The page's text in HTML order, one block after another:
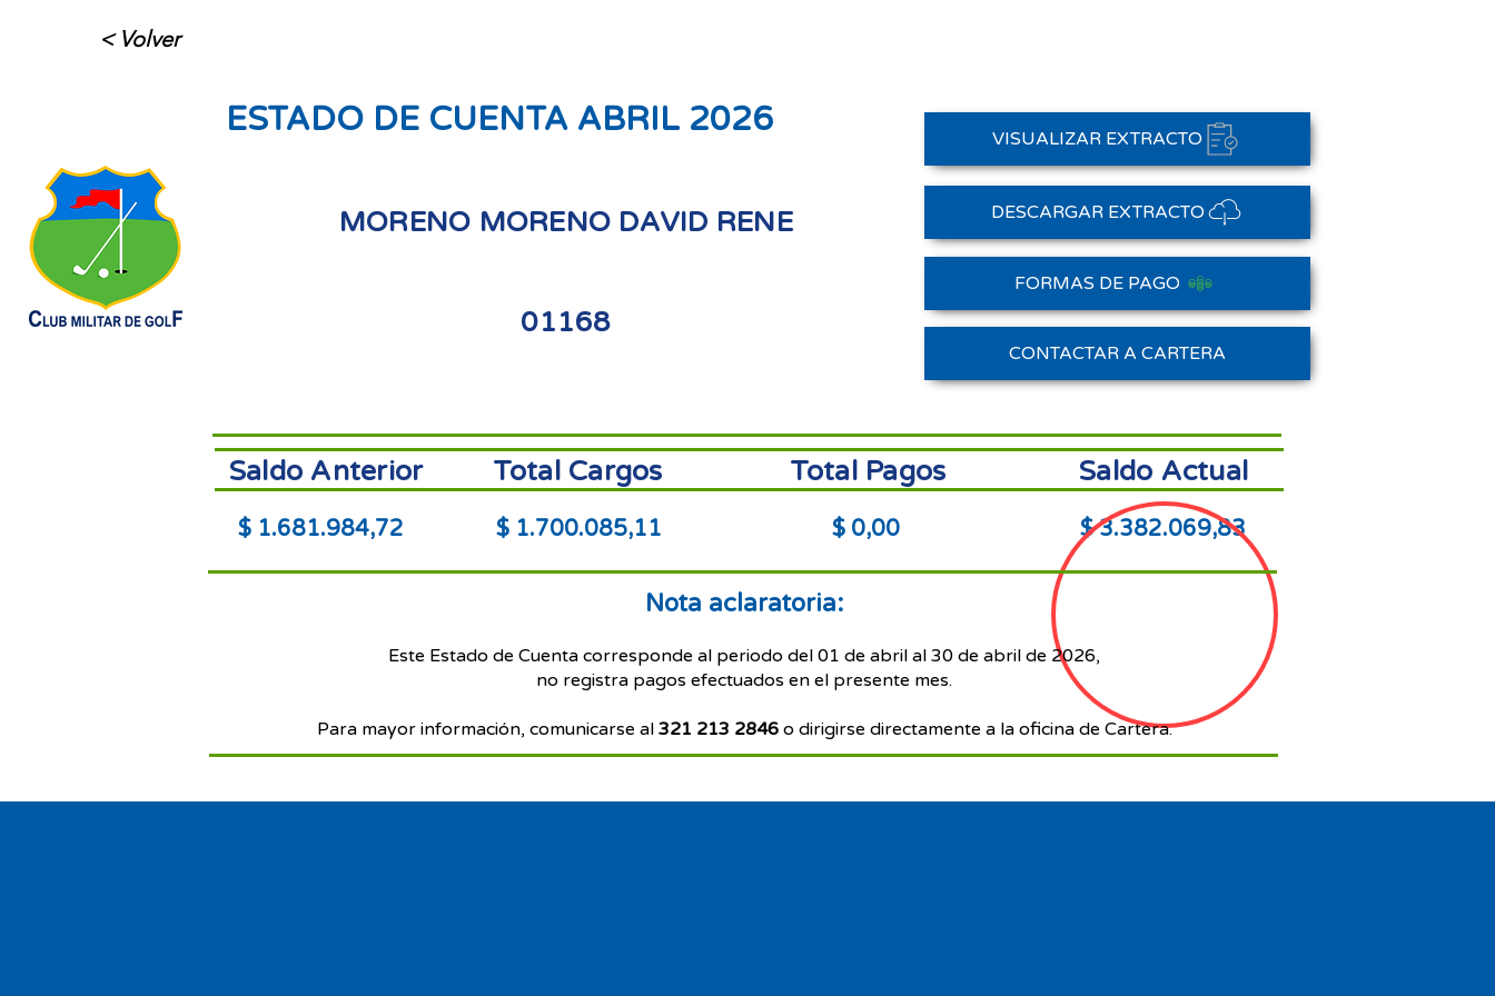
< Volver
ESTADO DE CUENTA ABRIL 2026
MORENO MORENO DAVID RENE
01168
Saldo Anterior
VISUALIZAR EXTRACTO
DESCARGAR EXTRACTO
FORMAS DE PAGO
CONTACTAR A CARTERA
Saldo Anterior Total Cargos Total Pagos Saldo Actual
$ 1.681.984,72 $ 1.700.085,11 $ 0,00 $ 3.382.069,83
Nota aclaratoria:
Este Estado de Cuenta corresponde al periodo del 01 de abril al 30 de abril de 2026,
no registra pagos efectuados en el presente mes.
Para mayor información, comunicarse al 321 213 2846o dirigirse directamente a la oficina de Cartera.